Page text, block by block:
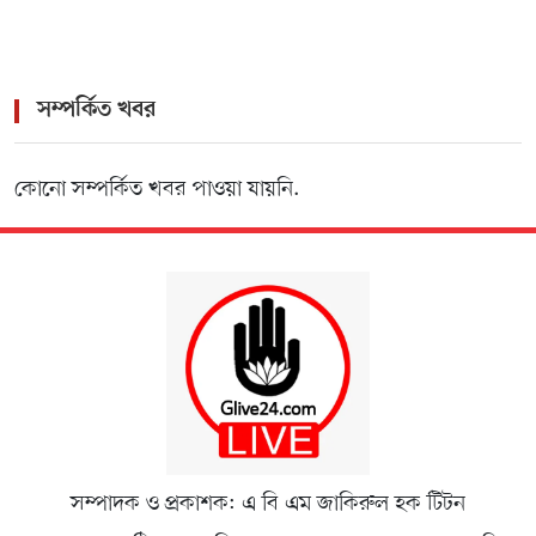
সম্পর্কিত খবর
কোনো সম্পর্কিত খবর পাওয়া যায়নি.
সম্পাদক ও প্রকাশক: এ বি এম জাকিরুল হক টিটন